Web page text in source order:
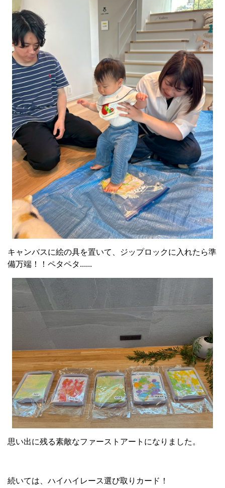
キャンバスに絵の具を置いて、ジップロックに入れたら準
備万端！！ペタペタ......
思い出に残る素敵なファーストアートになりました。
続いては、ハイハイレース選び取りカード！